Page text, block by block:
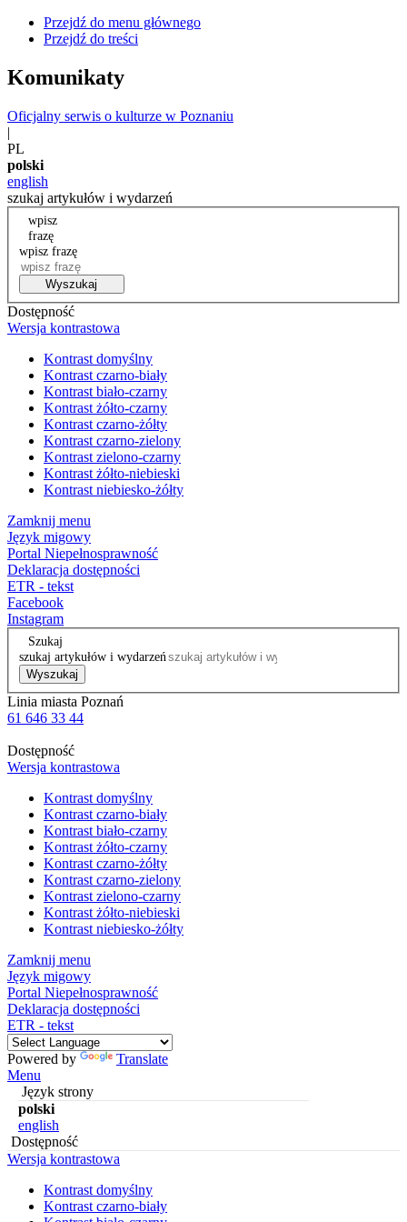
Przejdź do menu głównego
Przejdź do treści
Komunikaty
Oficjalny serwis o kulturze w Poznaniu
|
PL
polski
english
szukaj artykułów i wydarzeń
wpisz
frazę
wpisz frazę
Wyszukaj
Dostępność
Wersja kontrastowa
Kontrast domyślny
Kontrast czarno-biały
Kontrast biało-czarny
Kontrast żółto-czarny
Kontrast czarno-żółty
Kontrast czarno-zielony
Kontrast zielono-czarny
Kontrast żółto-niebieski
Kontrast niebiesko-żółty
Zamknij menu
Język migowy
Portal Niepełnosprawność
Deklaracja dostępności
ETR - tekst
Facebook
Instagram
Szukaj
szukaj artykułów i wydarzeń
Wyszukaj
Linia miasta Poznań
61 646 33 44
Dostępność
Wersja kontrastowa
Kontrast domyślny
Kontrast czarno-biały
Kontrast biało-czarny
Kontrast żółto-czarny
Kontrast czarno-żółty
Kontrast czarno-zielony
Kontrast zielono-czarny
Kontrast żółto-niebieski
Kontrast niebiesko-żółty
Zamknij menu
Język migowy
Portal Niepełnosprawność
Deklaracja dostępności
ETR - tekst
Powered by
Translate
Menu
Język strony
polski
english
Dostępność
Wersja kontrastowa
Kontrast domyślny
Kontrast czarno-biały